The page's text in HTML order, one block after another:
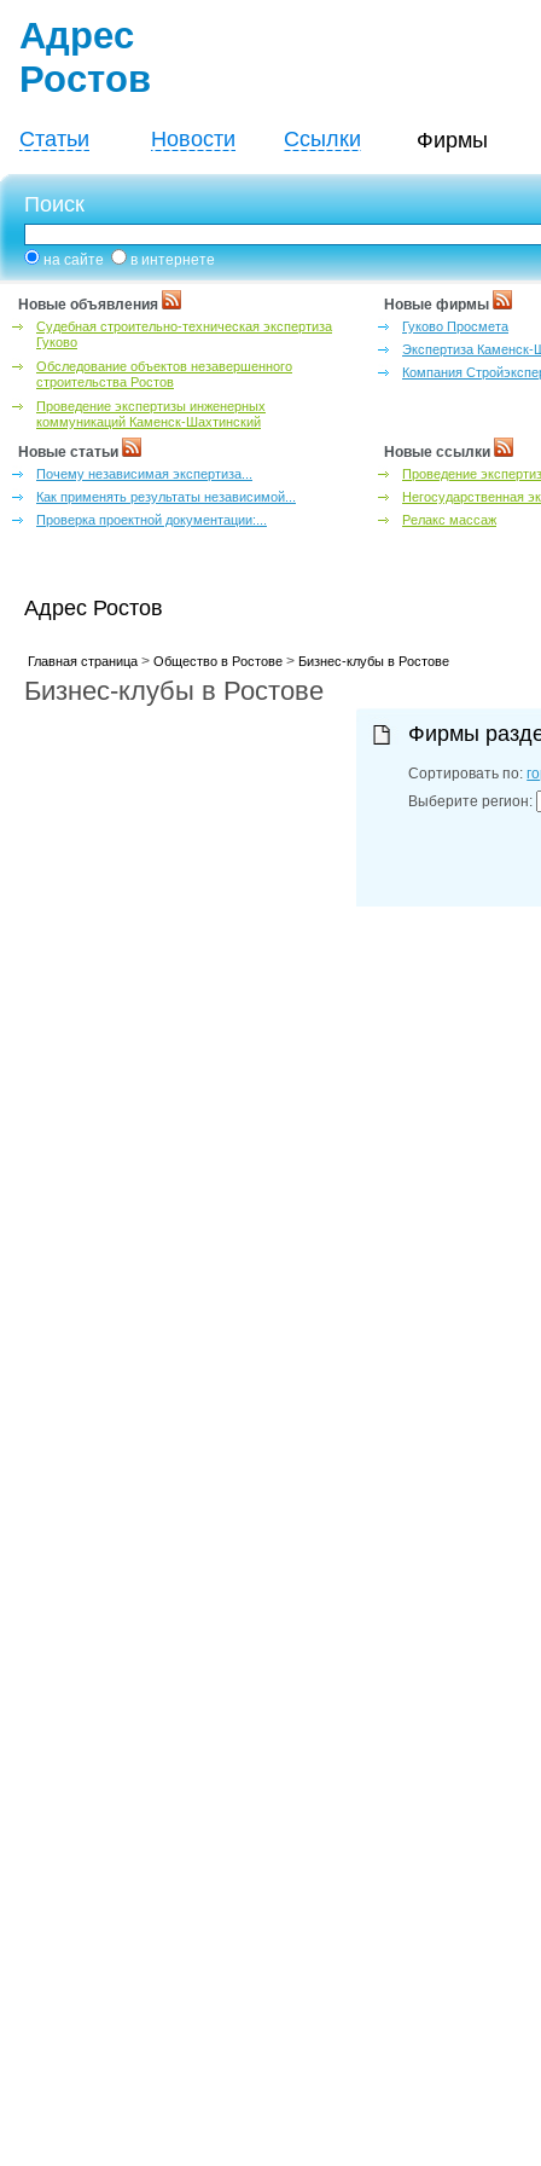
Адрес
Ростов
Статьи Новости Ссылки Фирмы
Поиск
на сайте в интернете
Новые объявления
Судебная строительно-техническая экспертиза
Гуково
Обследование объектов незавершенного
строительства Ростов
Проведение экспертизы инженерных
коммуникаций Каменск-Шахтинский
Новые фирмы
Гуково Просмета
Экспертиза Каменск-
Компания
Новые статьи
Почему независимая экспертиза...
Как применять результаты независимой...
Проверка проектной документации:...
Новые ссылки
Проведение
Негосударственная
Релакс массаж
Адрес Ростов
Главная страница> Общество в Ростове> Бизнес-клубы в Ростове
Бизнес-клубы в Ростове
Фирмы
Сортировать по:
Выберите регион: